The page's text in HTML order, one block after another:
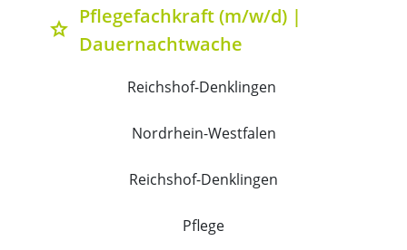
grade
Pflegefachkraft (m/w/d) |
Dauernachtwache
Reichshof-Denklingen
Nordrhein-Westfalen
Reichshof-Denklingen
Pflege